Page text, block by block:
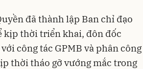
đã thành lập Ban chỉ đạo
kịp thời triển khai, đôn đốc
công tác GPMB và phân công
thời tháo gỡ vướng mắc trong